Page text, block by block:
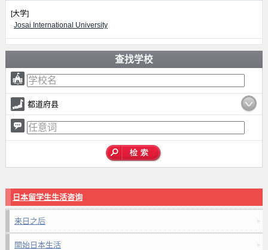
[大学]
Josai International University
查找学校
都道府县
日本留学生生活咨询
来日之后
開始日本生活